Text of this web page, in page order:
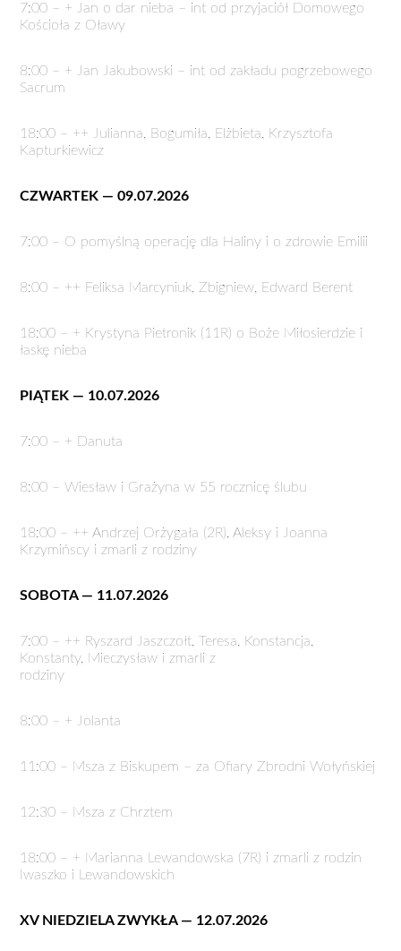
7:00 – + Jan o dar nieba – int od przyjaciół Domowego
Kościoła z Oławy
8:00 – + Jan Jakubowski – int od zakładu pogrzebowego
Sacrum
18:00 – ++ Julianna, Bogumiła, Elżbieta, Krzysztofa
Kapturkiewicz
CZWARTEK — 09.07.2026
7:00 – O pomyślną operację dla Haliny i o zdrowie Emilii
8:00 – ++ Feliksa Marcyniuk, Zbigniew, Edward Berent
18:00 – + Krystyna Pietronik (11R) o Boże Miłosierdzie i
łaskę nieba
PIĄTEK — 10.07.2026
7:00 – + Danuta
8:00 – Wiesław i Grażyna w 55 rocznicę ślubu
18:00 – ++ Andrzej Orżygała (2R), Aleksy i Joanna
Krzymińscy i zmarli z rodziny
SOBOTA — 11.07.2026
7:00 – ++ Ryszard Jaszczołt, Teresa, Konstancja,
Konstanty, Mieczysław i zmarli z
rodziny
8:00 – + Jolanta
11:00 – Msza z Biskupem – za Ofiary Zbrodni Wołyńskiej
12:30 – Msza z Chrztem
18:00 – + Marianna Lewandowska (7R) i zmarli z rodzin
Iwaszko i Lewandowskich
XV NIEDZIELA ZWYKŁA — 12.07.2026